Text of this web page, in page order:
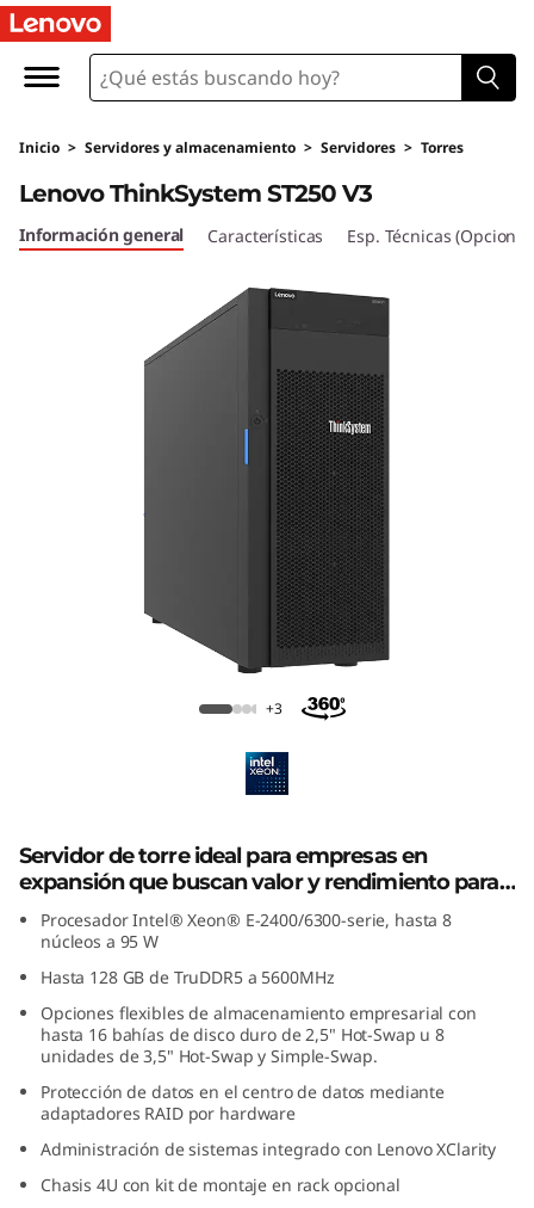
A
n
e
Inicio > Servidores y almacenamiento > Servidores > Torres
Lenovo ThinkSystem ST250 V3
Lenovo ThinkSystem ST250 V3
Información general Características Esp. Técnicas
+3
Servidor de torre ideal para empresas en
expansión que buscan valor y rendimiento para
instalaciones remotas.
Procesador Intel® Xeon® E-2400/6300-serie, hasta 8
núcleos a 95 W
Hasta 128 GB de TruDDR5 a 5600MHz
Opciones flexibles de almacenamiento empresarial con
hasta 16 bahías de disco duro de 2,5" Hot-Swap u 8
unidades de 3,5" Hot-Swap y Simple-Swap.
Protección de datos en el centro de datos mediante
adaptadores RAID por hardware
Administración de sistemas integrado con Lenovo XClarity
Chasis 4U con kit de montaje en rack opcional